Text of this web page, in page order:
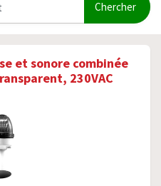
et sonore combinée
230VAC